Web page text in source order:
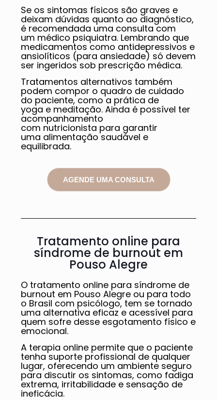
Se os sintomas físicos são graves e
deixam dúvidas quanto ao diagnóstico,
é recomendada uma consulta com
um médico psiquiatra. Lembrando que
medicamentos como antidepressivos e
ansiolíticos (para ansiedade) só devem
ser ingeridos sob prescrição médica.
Tratamentos alternativos também
podem compor o quadro de cuidado
do paciente, como a prática de
yoga e meditação. Ainda é possível ter
acompanhamento
com nutricionista para garantir
uma alimentação saudável e
equilibrada.
AGENDE UMA CONSULTA
Tratamento online para
síndrome de burnout em
Pouso Alegre
O tratamento online para síndrome de
burnout em Pouso Alegre ou para todo
o Brasil com psicólogo, tem se tornado
uma alternativa eficaz e acessível para
quem sofre desse esgotamento físico e
emocional.
A terapia online permite que o paciente
tenha suporte profissional de qualquer
lugar, oferecendo um ambiente seguro
para discutir os sintomas, como fadiga
extrema, irritabilidade e sensação de
ineficácia.